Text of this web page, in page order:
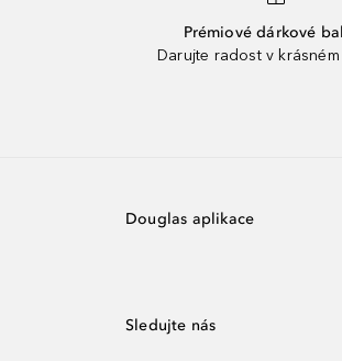
Prémiové dárkové
Darujte radost v krásném
Douglas aplikace
Sledujte nás